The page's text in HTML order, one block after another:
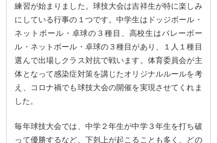
練習が始まりました。球技大会は吉祥生が特に楽しみ
にしている行事の１つです。中学生はドッジボール・
ネットボール・卓球の３種目、高校生はバレーボー
ル・ネットボール・卓球の３種目があり、１人１種目
選んで出場しクラス対抗で戦います。体育委員会が主
体となって感染症対策を講じたオリジナルルールを考
え、コロナ禍でも球技大会の開催を実現させてくれま
した。
毎年球技大会では、中学２年生が中学３年生を打ち破
って優勝するなど、下剋上が起こることも多く、どの